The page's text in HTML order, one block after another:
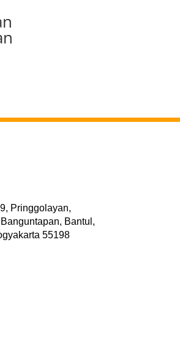
Pringgolayan,
Bantul,
55198